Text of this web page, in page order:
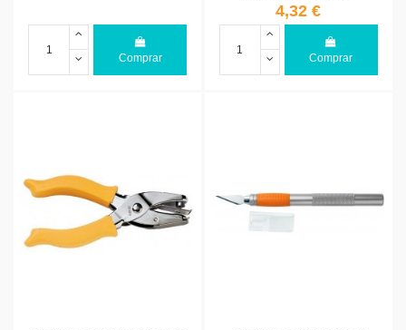
Comprar
4,32 €
Comprar